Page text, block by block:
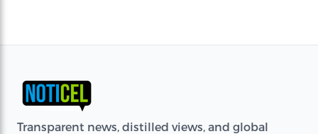
Transparent news, distilled views, and global